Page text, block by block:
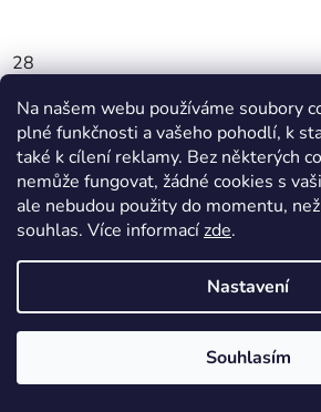
Na našem webu používáme soubory
plné funkčnosti a vašeho pohodlí, k
také k cílení reklamy. Bez některých
nemůže fungovat, žádné cookies s
ale nebudou použity do momentu,
souhlas. Více informacízde.
Nastavení
Souhlasím
28
VÝPRODEJ
EXTERNÍ SKLAD
MEMBRÁNA